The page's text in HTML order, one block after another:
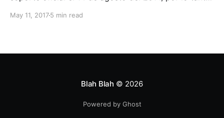
en el mundo real esto no pasa a menudo, por lo cual
May 11, 20175 min read
Blah Blah © 2026
Powered by Ghost